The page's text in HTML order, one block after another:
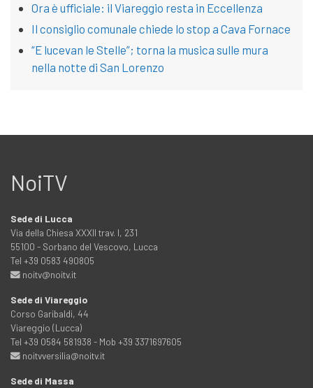
Ora è ufficiale: il Viareggio resta in Eccellenza
Il consiglio comunale chiede lo stop a Cava Fornace
“E lucevan le Stelle”; torna la musica sulle mura
nella notte di San Lorenzo
NoiTV
Sede di Lucca
Via della Chiesa XXXII trav. I, 231
55100 - Sorbano del Vescovo, Lucca
Tel +39 0583 490805
noitv@noitv.it
Sede di Viareggio
Corso Garibaldi, 44
Viareggio (Lucca)
Tel +39 0584 581938 - Mob +39 3371697605
noitvversilia@noitv.it
Sede di Massa